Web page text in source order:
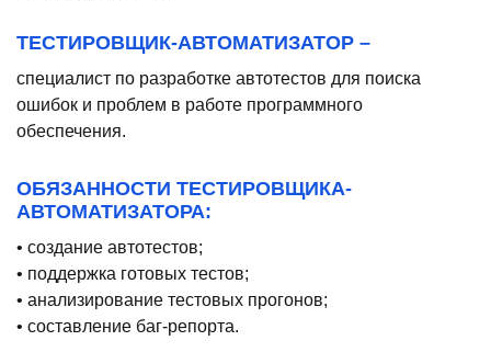
ТЕСТИРОВЩИК-АВТОМАТИЗАТОР –
специалист по разработке автотестов для поиска
ошибок и проблем в работе программного
обеспечения.
ОБЯЗАННОСТИ ТЕСТИРОВЩИКА-
АВТОМАТИЗАТОРА:
• создание автотестов;
• поддержка готовых тестов;
• анализирование тестовых прогонов;
• составление баг-репорта.